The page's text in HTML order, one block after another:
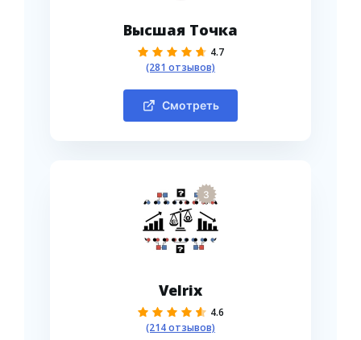
Высшая Точка
4.7
(281 отзывов)
Смотреть
3
Velrix
4.6
(214 отзывов)